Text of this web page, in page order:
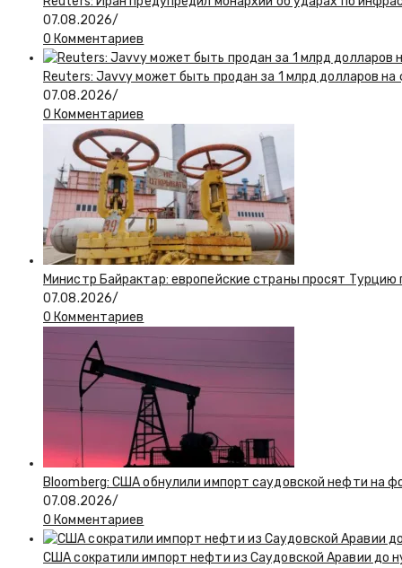
07.08.2026/
0 Комментариев
Reuters: Javvy может быть продан за 1 млрд долларов на
07.08.2026/
0 Комментариев
Министр Байрактар: европейские страны просят Турцию
07.08.2026/
0 Комментариев
Bloomberg: США обнулили импорт саудовской нефти на
07.08.2026/
0 Комментариев
США сократили импорт нефти из Саудовской Аравии до